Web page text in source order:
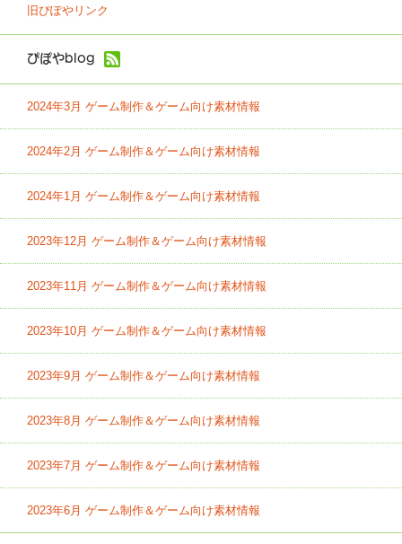
旧ぴぽやリンク
ぴぽやblog
2024年3月 ゲーム制作＆ゲーム向け素材情報
2024年2月 ゲーム制作＆ゲーム向け素材情報
2024年1月 ゲーム制作＆ゲーム向け素材情報
2023年12月 ゲーム制作＆ゲーム向け素材情報
2023年11月 ゲーム制作＆ゲーム向け素材情報
2023年10月 ゲーム制作＆ゲーム向け素材情報
2023年9月 ゲーム制作＆ゲーム向け素材情報
2023年8月 ゲーム制作＆ゲーム向け素材情報
2023年7月 ゲーム制作＆ゲーム向け素材情報
2023年6月 ゲーム制作＆ゲーム向け素材情報